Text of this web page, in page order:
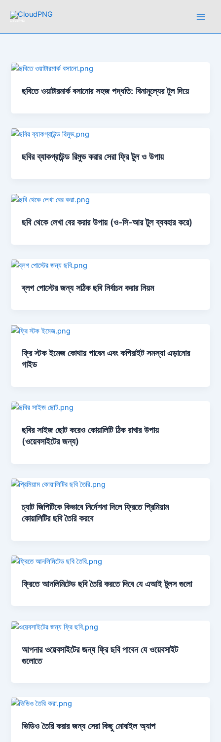
ছবিতে ওয়াটারমার্ক বসানোর সহজ পদ্ধতি: বিনামূল্যের টুল দিয়ে
ছবির ব্যাকগ্রাউন্ড রিমুভ করার সেরা ফ্রি টুল ও উপায়
ছবি থেকে লেখা বের করার উপায় (ও-সি-আর টুল ব্যবহার করে)
ব্লগ পোস্টের জন্য সঠিক ছবি নির্বাচন করার নিয়ম
ফ্রি স্টক ইমেজ কোথায় পাবেন এবং কপিরাইট সমস্যা এড়ানোর
গাইড
ছবির সাইজ ছোট করেও কোয়ালিটি ঠিক রাখার উপায়
(ওয়েবসাইটের জন্য)
চ্যাট জিপিটিকে কিভাবে নির্দেশনা দিলে ফ্রিতে প্রিমিয়াম
কোয়ালিটির ছবি তৈরি করবে
ফ্রিতে আনলিমিটেড ছবি তৈরি করতে দিবে যে এআই টুলস গুলো
আপনার ওয়েবসাইটের জন্য ফ্রি ছবি পাবেন যে ওয়েবসাইট
গুলোতে
ভিডিও তৈরি করার জন্য সেরা কিছু মোবাইল অ্যাপ